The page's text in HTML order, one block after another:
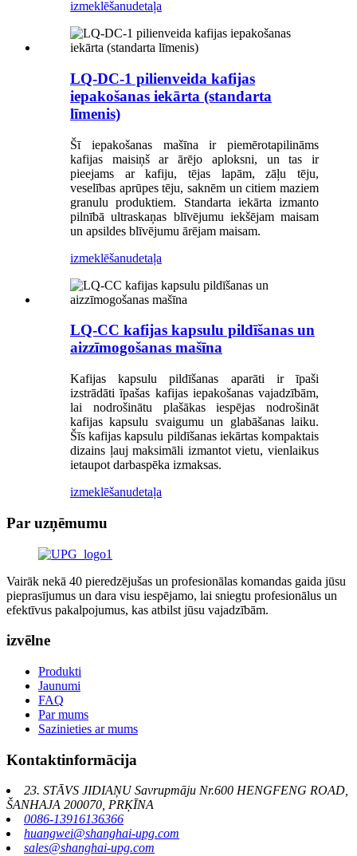
izmeklēšanudetaļa
LQ-DC-1 pilienveida kafijas
iepakošanas iekārta (standarta
līmenis)
Šī iepakošanas mašīna ir piemērotapilināms
kafijas maisiņš ar ārējo aploksni, un tas ir
pieejams ar kafiju, tējas lapām, zāļu tēju,
veselības aprūpes tēju, saknēm un citiem maziem
granulu produktiem. Standarta iekārta izmanto
pilnībā ultraskaņas blīvējumu iekšējam maisam
un apsildes blīvējumu ārējam maisam.
izmeklēšanudetaļa
LQ-CC kafijas kapsulu pildīšanas un
aizzīmogošanas mašīna
Kafijas kapsulu pildīšanas aparāti ir īpaši
izstrādāti īpašas kafijas iepakošanas vajadzībām,
lai nodrošinātu plašākas iespējas nodrošināt
kafijas kapsulu svaigumu un glabāšanas laiku.
Šīs kafijas kapsulu pildīšanas iekārtas kompaktais
dizains ļauj maksimāli izmantot vietu, vienlaikus
ietaupot darbaspēka izmaksas.
izmeklēšanudetaļa
Par uzņēmumu
Vairāk nekā 40 pieredzējušas un profesionālas komandas gaida jūsu
pieprasījumus un dara visu iespējamo, lai sniegtu profesionālus un
efektīvus pakalpojumus, kas atbilst jūsu vajadzībām.
izvēlne
Produkti
Jaunumi
FAQ
Par mums
Sazinieties ar mums
Kontaktinformācija
23. STĀVS JIDIAŅU Savrupmāju Nr.600 HENGFENG ROAD,
ŠANHAJA 200070, PRĶĪNA
0086-13916136366
huangwei@shanghai-upg.com
sales@shanghai-upg.com